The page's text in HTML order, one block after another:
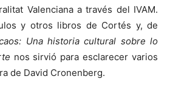
Valenciana a través del IVAM.
y otros libros de Cortés y, de
Una historia cultural sobre lo
nos sirvió para esclarecer varios
de David Cronenberg.